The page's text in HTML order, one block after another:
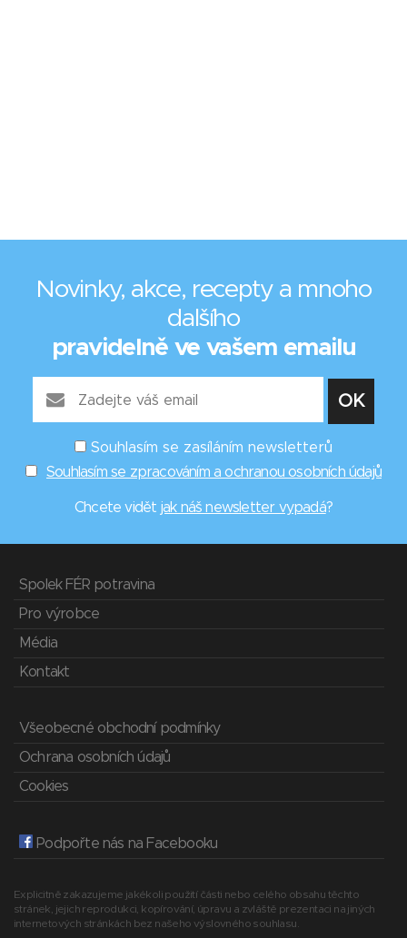
Novinky, akce, recepty a mnoho
dalšího
pravidelně ve vašem emailu
Souhlasím se zasíláním newsletterů
Souhlasím se zpracováním a ochranou osobních údajů
Chcete vidět jak náš newsletter vypadá?
Spolek FÉR potravina
Pro výrobce
Média
Kontakt
Všeobecné obchodní podmínky
Ochrana osobních údajů
Cookies
Podpořte nás na Facebooku
Explicitně zakazujeme jakékoli použití části nebo celého obsahu těchto
stránek, jejich reprodukci, kopírování, úpravu a zvláště prezentaci na jiných
internetových stránkách bez našeho výslovného souhlasu.